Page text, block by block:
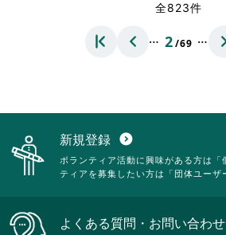
全823件
… 2/69 …
新規登録 expand_circle_down
ボランティア活動に興味がある方は「
ティアを募集したい方は「団体ユーザ
よくある質問・お問い合わせ